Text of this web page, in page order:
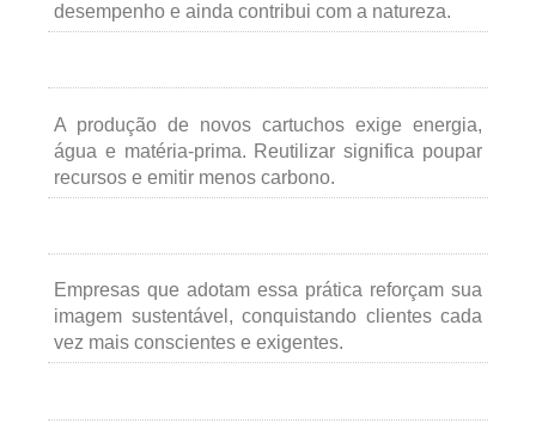
desempenho e ainda contribui com a natureza.
A produção de novos cartuchos exige energia,
água e matéria-prima. Reutilizar significa poupar
recursos e emitir menos carbono.
Empresas que adotam essa prática reforçam sua
imagem sustentável, conquistando clientes cada
vez mais conscientes e exigentes.